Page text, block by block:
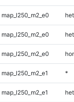
map_l250_m2_e0 het
map_l250_m2_e0
map_l250_m2_e0
map_l250_m2_e1 *
map_l250_m2_e1 het